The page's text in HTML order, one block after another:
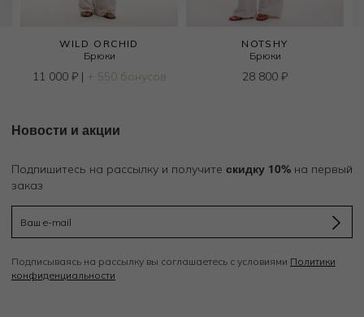
WILD ORCHID
Брюки
11 000 ₽| + 550 бонусов
NOTSHY
Брюки
28 800 ₽
Новости и акции
Подпишитесь на рассылку и получите скидку 10% на первый
заказ
Подписываясь на рассылку вы соглашаетесь с условиями Политики
конфиденциальности